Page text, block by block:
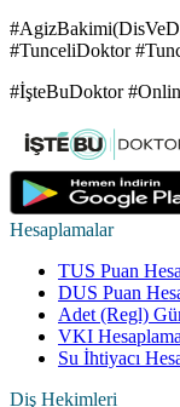
#TunceliDoktor
#İşteBuDoktor
Hesaplamalar
TUS Puan
DUS Puan
Adet (Regl)
VKI
Su İhtiyacı
Diş Hekimleri